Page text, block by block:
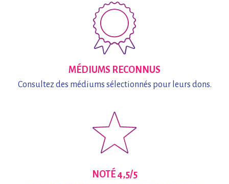
MÉDIUMS RECONNUS
Consultez des médiums sélectionnés pour leurs dons.
NOTÉ 4,5/5